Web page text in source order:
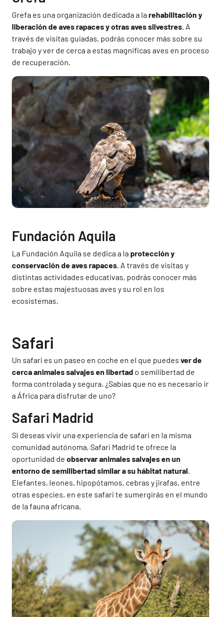
Grefa es una organización dedicada a larehabilitación y
liberación de aves rapaces y otras aves silvestres. A
través de visitas guiadas, podrás conocer más sobre su
trabajo y ver de cerca a estas magníficas aves en proceso
de recuperación.
Fundación Aquila
La Fundación Aquila se dedica a la protección y
conservación de aves rapaces . A través de visitas y
distintas actividades educativas, podrás conocer más
sobre estas majestuosas aves y su rol en los
ecosistemas.
Safari
Un safari es un paseo en coche en el que puedes ver de
cerca animales salvajes en libertad o semilibertad de
forma controlada y segura. ¿Sabías que no es necesario ir
a África para disfrutar de uno?
Safari Madrid
Si deseas vivir una experiencia de safari en la misma
comunidad autónoma, Safari Madrid te ofrece la
oportunidad de observar animales salvajes en un
entorno de semilibertad similar a su hábitat natural
Elefantes, leones, hipopótamos, cebras y jirafas, entre
otras especies, en este safari te sumergirás en el mundo
de la fauna africana.